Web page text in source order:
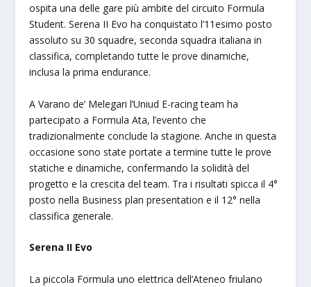
ospita una delle gare più ambite del circuito Formula
Student. Serena II Evo ha conquistato l’11esimo posto
assoluto su 30 squadre, seconda squadra italiana in
classifica, completando tutte le prove dinamiche,
inclusa la prima endurance.
A Varano de’ Melegari l’Uniud E-racing team ha
partecipato a Formula Ata, l’evento che
tradizionalmente conclude la stagione. Anche in questa
occasione sono state portate a termine tutte le prove
statiche e dinamiche, confermando la solidità del
progetto e la crescita del team. Tra i risultati spicca il 4°
posto nella Business plan presentation e il 12° nella
classifica generale.
Serena II Evo
La piccola Formula uno elettrica dell’Ateneo friulano